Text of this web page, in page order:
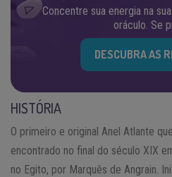
Concentre sua energia na
oráculo. Se
DESCUBRA AS
HISTÓRIA
O primeiro e original Anel Atlante
encontrado no final do século XIX
no Egito, por Marquês de Angrain.